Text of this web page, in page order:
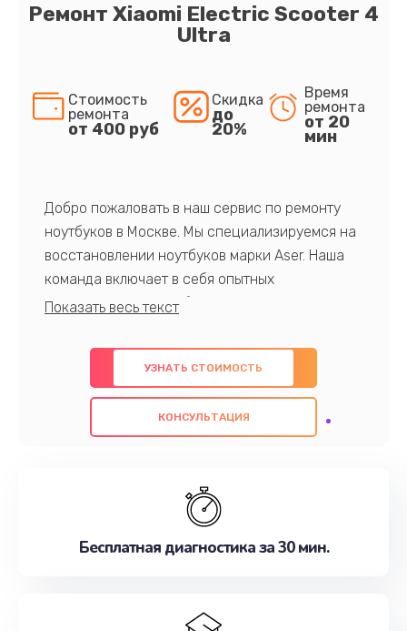
Ремонт Xiaomi Electric Scooter 4
Ultra
Стоимость
ремонта
от 400 руб
Скидка
до
20%
Время
ремонта
от 20
мин
Добро пожаловать в наш сервис по ремонту
ноутбуков в Москве. Мы специализируемся на
восстановлении ноутбуков марки Aser. Наша
команда включает в себя опытных
профессионалов с обширными знаниями и
предлагаем быстрый и качественный ремонт с
использованием оригинальных компонентов, а
также гарантируем качество всех
проведенных работ. Наша цель - предоставить
наилучшим образом. Не медлите записаться на
УЗНАТЬ СТОИМОСТЬ
КОНСУЛЬТАЦИЯ
Бесплатная диагностика за 30 мин.